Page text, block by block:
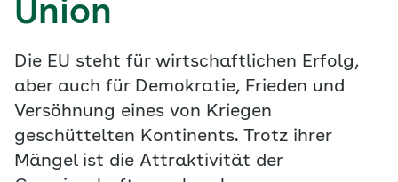
Union
Die EU steht für wirtschaftlichen Erfolg,
aber auch für Demokratie, Frieden und
Versöhnung eines von Kriegen
geschüttelten Kontinents. Trotz ihrer
Mängel ist die Attraktivität der